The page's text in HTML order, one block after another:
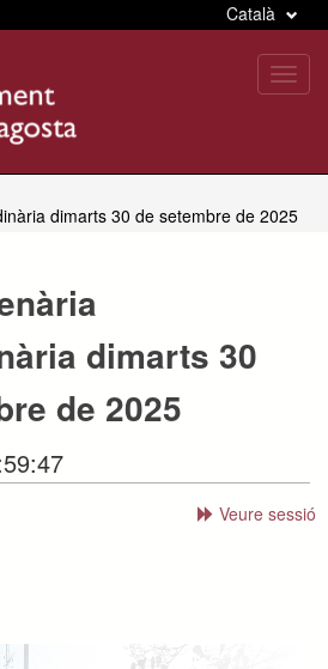
Català
dimarts 30 de setembre de 2025
dimarts 30
de 2025
Veure sessió